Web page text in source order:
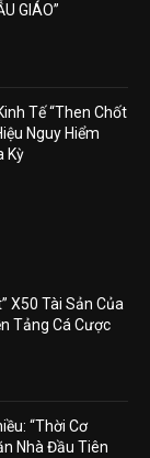
GIÁO”
Tế “Then Chốt
Nguy Hiểm
Kỳ
X50 Tài Sản Của
Tảng Cá Cược
“Thời Cơ
Nhà Đầu Tiên